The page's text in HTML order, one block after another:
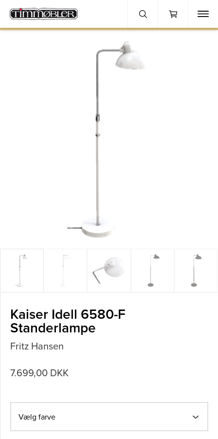
Kaiser Idell 6580-F
Standerlampe
Fritz Hansen
7.699,00 DKK
Vælg farve